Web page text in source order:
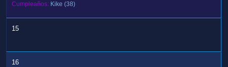
Cumpleaños: Kike (38)
15
16